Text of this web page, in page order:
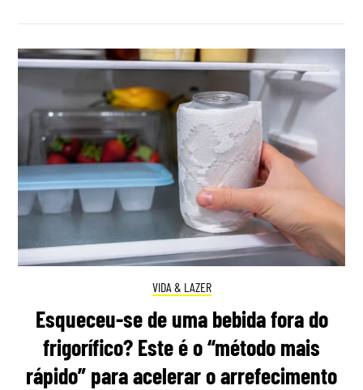
VIDA & LAZER
Esqueceu-se de uma bebida fora do
frigorífico? Este é o “método mais
rápido” para acelerar o arrefecimento